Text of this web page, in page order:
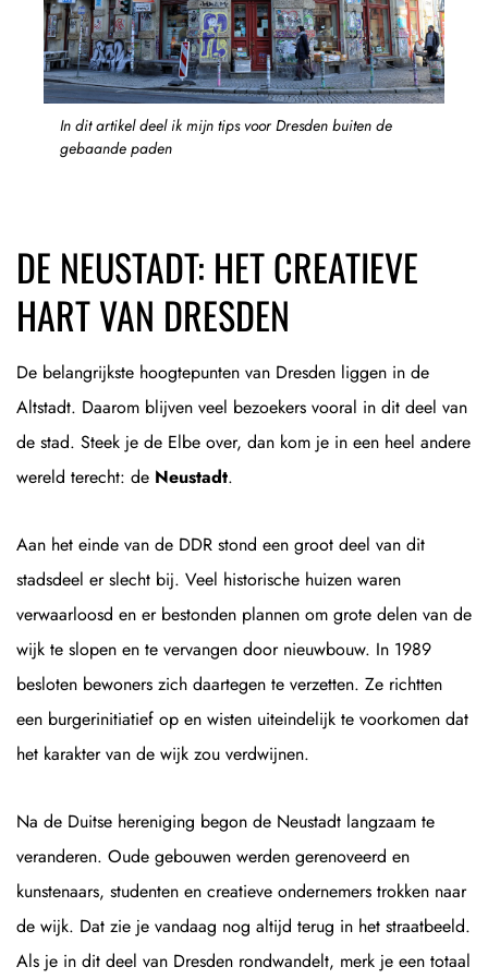
In dit artikel deel ik mijn tips voor Dresden buiten de
gebaande paden
DE NEUSTADT: HET CREATIEVE
HART VAN DRESDEN
De belangrijkste hoogtepunten van Dresden liggen in de
Altstadt. Daarom blijven veel bezoekers vooral in dit deel van
de stad. Steek je de Elbe over, dan kom je in een heel andere
wereld terecht: de Neustadt.
Aan het einde van de DDR stond een groot deel van dit
stadsdeel er slecht bij. Veel historische huizen waren
verwaarloosd en er bestonden plannen om grote delen van de
wijk te slopen en te vervangen door nieuwbouw. In 1989
besloten bewoners zich daartegen te verzetten. Ze richtten
een burgerinitiatief op en wisten uiteindelijk te voorkomen dat
het karakter van de wijk zou verdwijnen.
Na de Duitse hereniging begon de Neustadt langzaam te
veranderen. Oude gebouwen werden gerenoveerd en
kunstenaars, studenten en creatieve ondernemers trokken naar
de wijk. Dat zie je vandaag nog altijd terug in het straatbeeld.
Als je in dit deel van Dresden rondwandelt, merk je een totaal